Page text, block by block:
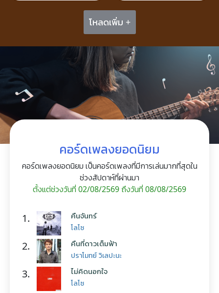
โหลดเพิ่ม +
คอร์ดเพลงยอดนิยม
คอร์ดเพลงยอดนิยม เป็นคอร์ดเพลงที่มีการเล่นมากที่สุดใน
ช่วงสัปดาห์ที่ผ่านมา
ตั้งแต่ช่วงวันที่ 02/08/2569 ถึงวันที่ 08/08/2569
1. คืนจันทร์
โลโซ
2. คืนที่ดาวเต็มฟ้า
ปราโมทย์ วิเลปะนะ
3. ไม่คิดนอกใจ
โลโซ